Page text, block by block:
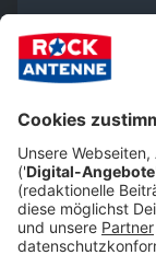
Zu welchem
Deine Nachricht